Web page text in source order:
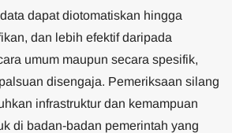
dapat diotomatiskan hingga
dan lebih efektif daripada
umum maupun secara spesifik,
disengaja. Pemeriksaan silang
infrastruktur dan kemampuan
di badan-badan pemerintah yang